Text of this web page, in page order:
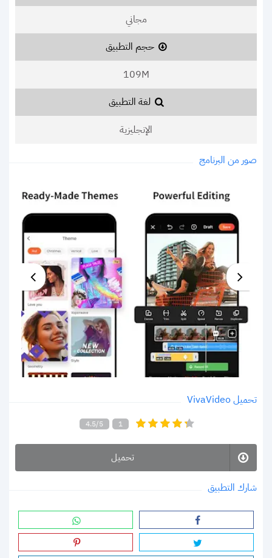
مجاني
حجم التطبيق
109M
لغة التطبيق
الإنجليزية
صور من البرنامج
تحميل VivaVideo
4.5/5 1
تحميل
شارك التطبيق